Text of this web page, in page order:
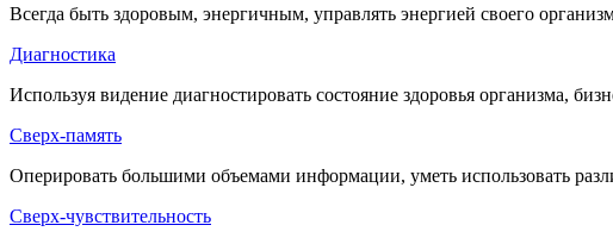
Всегда быть здоровым, энергичным, управлять энергией своего
Диагностика
Используя видение диагностировать состояние здоровья организма,
Сверх-память
Оперировать большими объемами информации, уметь использовать
Сверх-чувствительность